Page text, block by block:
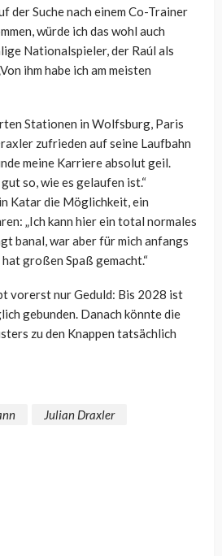
der Suche nach einem Co-Trainer
würde ich das wohl auch
Nationalspieler, der Raúl als
ihm habe ich am meisten
Stationen in Wolfsburg, Paris
zufrieden auf seine Laufbahn
meine Karriere absolut geil.
so, wie es gelaufen ist.“
Katar die Möglichkeit, ein
„Ich kann hier ein total normales
banal, war aber für mich anfangs
großen Spaß gemacht.“
vorerst nur Geduld: Bis 2028 ist
gebunden. Danach könnte die
zu den Knappen tatsächlich
Julian Draxler